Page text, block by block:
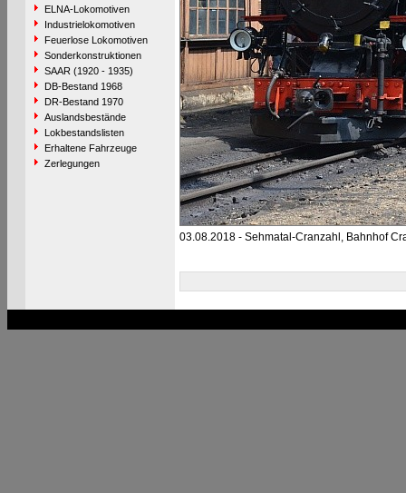
ELNA-Lokomotiven
Industrielokomotiven
Feuerlose Lokomotiven
Sonderkonstruktionen
SAAR (1920 - 1935)
DB-Bestand 1968
DR-Bestand 1970
Auslandsbestände
Lokbestandslisten
Erhaltene Fahrzeuge
Zerlegungen
03.08.2018 - Sehmatal-Cranzahl, Bahnhof